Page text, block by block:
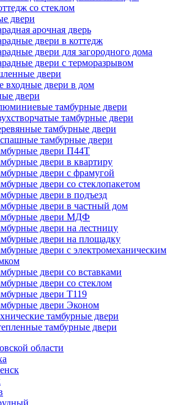
со стеклом
двери
арочная дверь
двери в коттедж
двери для загородного дома
двери с терморазрывом
двери
входные двери в дом
двери
тамбурные двери
тамбурные двери
тамбурные двери
тамбурные двери
двери П44Т
двери в квартиру
двери с фрамугой
двери со стеклопакетом
двери в подъезд
двери в частный дом
двери МДФ
двери на лестницу
двери на площадку
двери с электромеханическим
двери со вставками
двери со стеклом
двери Т119
двери Эконом
тамбурные двери
тамбурные двери
области